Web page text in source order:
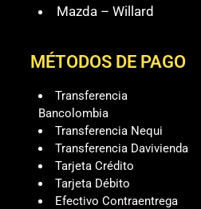
Mazda – Willard
MÉTODOS DE PAGO
Transferencia
Bancolombia
Transferencia Nequi
Transferencia Davivienda
Tarjeta Crédito
Tarjeta Débito
Efectivo Contraentrega